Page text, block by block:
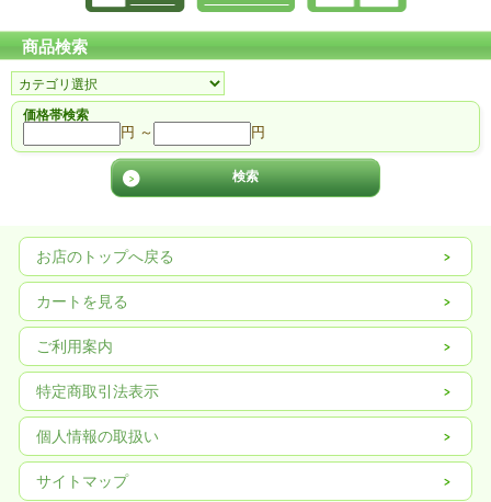
商品検索
価格帯検索
円 ～ 円
お店のトップへ戻る
カートを見る
ご利用案内
特定商取引法表示
個人情報の取扱い
サイトマップ